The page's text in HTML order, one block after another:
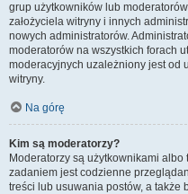
grup użytkowników lub
założyciela witryny i innych
nowych administratorów.
moderatorów na wszystkich forach
moderacyjnych uzależniony jest od
witryny.
Na górę
Kim są moderatorzy?
Moderatorzy są użytkownikami
zadaniem jest codzienne
treści lub usuwania postów, a także